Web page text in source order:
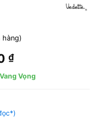
hàng)
₫Giá
hiện
tại
Vang Vọng